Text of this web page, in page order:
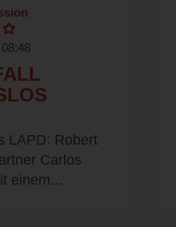
LAPD: Robert
Carlos
einem...